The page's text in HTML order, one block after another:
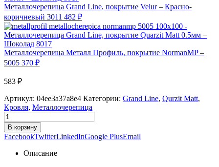
Металлочерепица Grand Line, покрытие Velur – Красно-
коричневый 3011 482 ₽
Металлочерепица Металл Профиль, покрытие NormanMP –
5005 370 ₽
583 ₽
Артикул: 04ee3a37a8e4 Категории: Grand Line, Qurzit Matt,
Кровля, Металлочерепица
В корзину
FacebookTwitterLinkedInGoogle PlusEmail
Описание